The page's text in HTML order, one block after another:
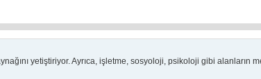
yetiştiriyor. Ayrıca, işletme, sosyoloji, psikoloji gibi alanların